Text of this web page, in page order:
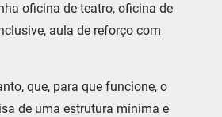
oficina de teatro, oficina de
aula de reforço com
que, para que funcione, o
de uma estrutura mínima e